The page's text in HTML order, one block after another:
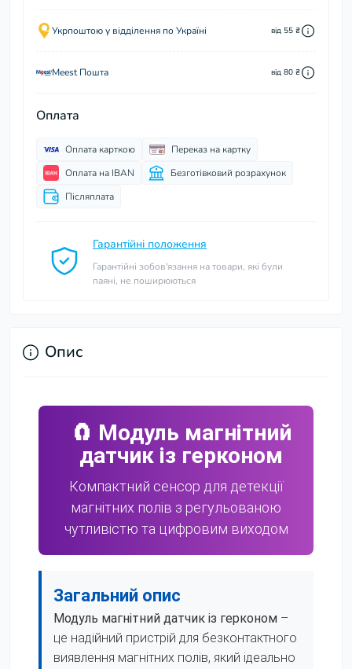
Укрпоштою у відділення по Україні від 55 ₴
Meest Пошта від 80 ₴
Оплата
Оплата карткою
Переказ на картку
Оплата на IBAN
Безготівковий розрахунок
Післяплата
Гарантійні положення
Гарантійні зобов'язання на товари, які були
паяні, не поширюються
Опис
🧲 Модуль магнітний
датчик із герконом
Компактний сенсор для детекції
магнітних полів з регульованою
чутливістю та цифровим виходом
Загальний опис
Модуль магнітний датчик із герконом –
це надійний пристрій для безконтактного
виявлення магнітних полів, який ідеально